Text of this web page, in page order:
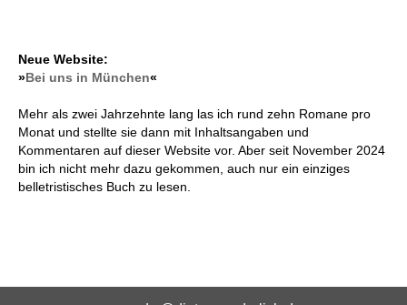
Neue Website:
»Bei uns in München«
Mehr als zwei Jahrzehnte lang las ich rund zehn Romane pro
Monat und stellte sie dann mit Inhaltsangaben und
Kommentaren auf dieser Website vor. Aber seit November 2024
bin ich nicht mehr dazu gekommen, auch nur ein einziges
belletristisches Buch zu lesen.